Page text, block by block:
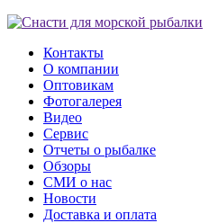
Контакты
О компании
Оптовикам
Фотогалерея
Видео
Сервис
Отчеты о рыбалке
Обзоры
СМИ о нас
Новости
Доставка и оплата